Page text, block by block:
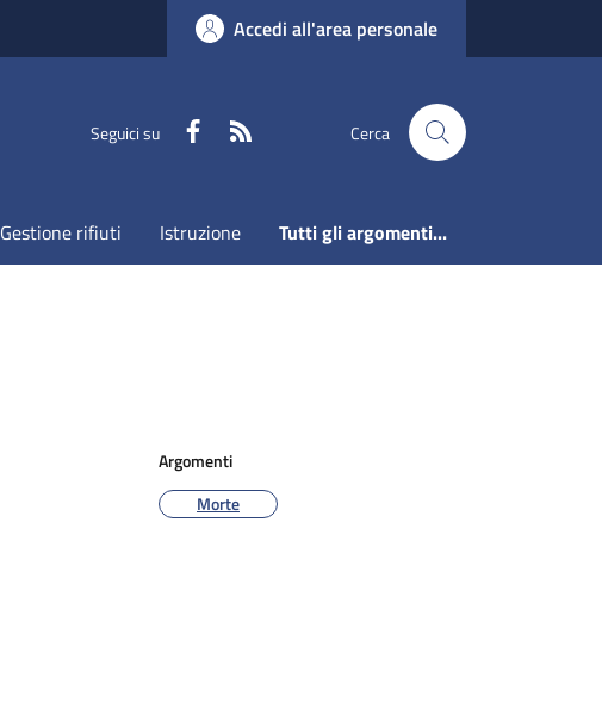
Accedi all'area personale
Seguici su Faceboook Cerca
Gestione rifiuti Istruzione Tutti gli argomenti...
Argomenti
Morte